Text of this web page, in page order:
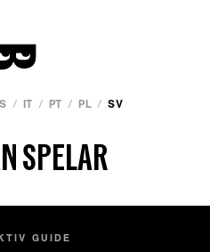
/ IT / PT / PL / SV
SPELAR
GUIDE